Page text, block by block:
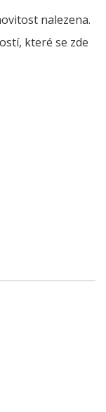
nalezena.
které se zde